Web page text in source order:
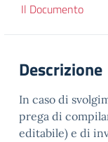
Il Documento
Descrizione
In caso di
prega di
editabile) e di